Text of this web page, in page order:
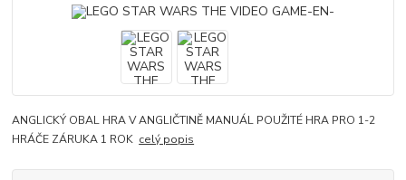
ANGLICKÝ OBAL HRA V ANGLIČTINĚ MANUÁL POUŽITÉ HRA PRO 1-2
HRÁČE ZÁRUKA 1 ROK celý popis